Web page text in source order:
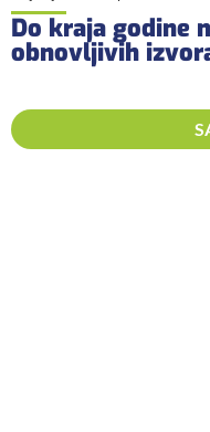
Do kraja godine
obnovljivih